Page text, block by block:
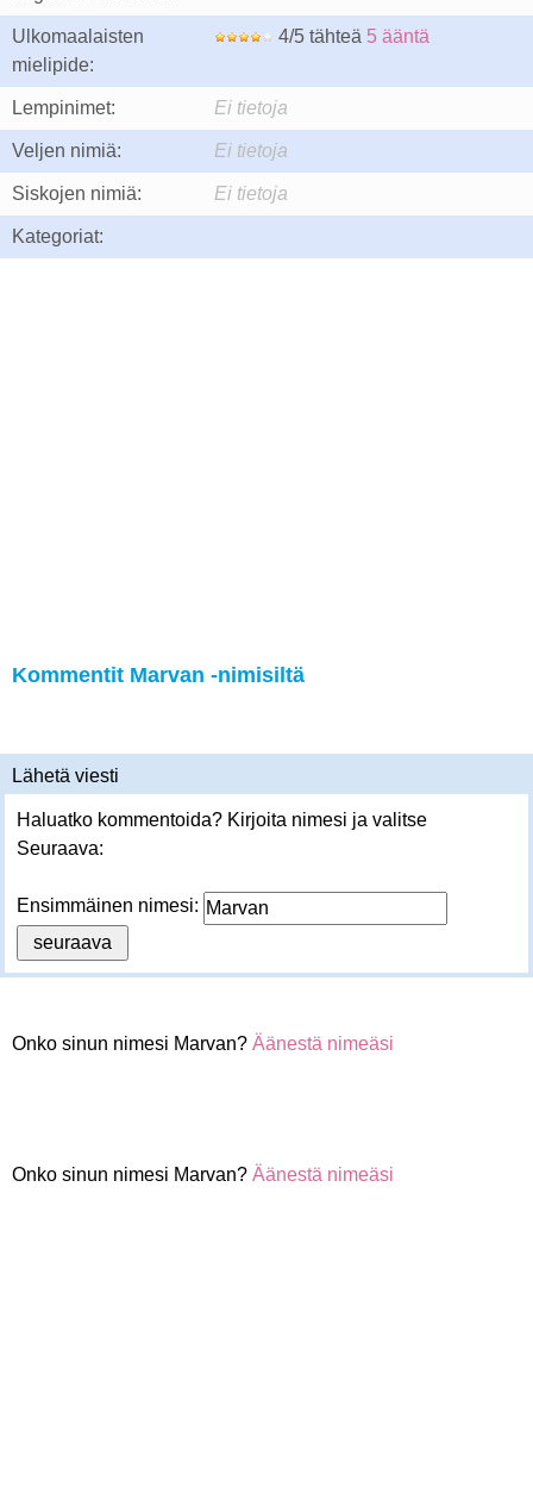
Ulkomaalaisten
mielipide:
4/5 tähteä 5 ääntä
Lempinimet: Ei tietoja
Veljen nimiä: Ei tietoja
Siskojen nimiä: Ei tietoja
Kategoriat:
Kommentit Marvan -nimisiltä
Lähetä viesti
Haluatko kommentoida? Kirjoita nimesi ja valitse
Seuraava:
Ensimmäinen nimesi:
Onko sinun nimesi Marvan? Äänestä nimeäsi
Onko sinun nimesi Marvan? Äänestä nimeäsi